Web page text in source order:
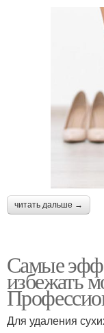
читать дальше →
Самые
избежать
Для удаления